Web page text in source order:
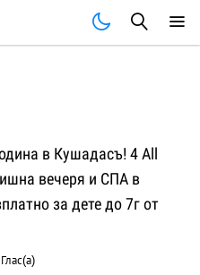
в Кушадасъ! 4 All
вечеря и СПА в
за дете до 7г от
Глас(а)